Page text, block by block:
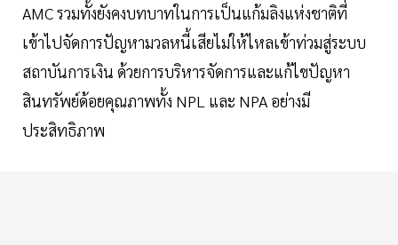
AMC รวมทั้งยังคงบทบาทในการเป็นแก้มลิงแห่งชาติที่
เข้าไปจัดการปัญหามวลหนี้เสียไม่ให้ไหลเข้าท่วมสู่ระบบ
สถาบันการเงิน ด้วยการบริหารจัดการและแก้ไขปัญหา
สินทรัพย์ด้อยคุณภาพทั้ง NPL และ NPA อย่างมี
ประสิทธิภาพ